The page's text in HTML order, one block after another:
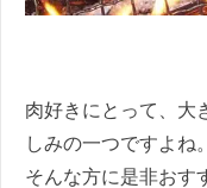
肉好きにとって、大
しみの一つですよね。
そんな方に是非おす